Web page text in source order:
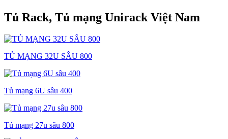
Tủ Rack, Tủ mạng Unirack Việt Nam
TỦ MẠNG 32U SÂU 800
Tủ mạng 6U sâu 400
Tủ mạng 27u sâu 800